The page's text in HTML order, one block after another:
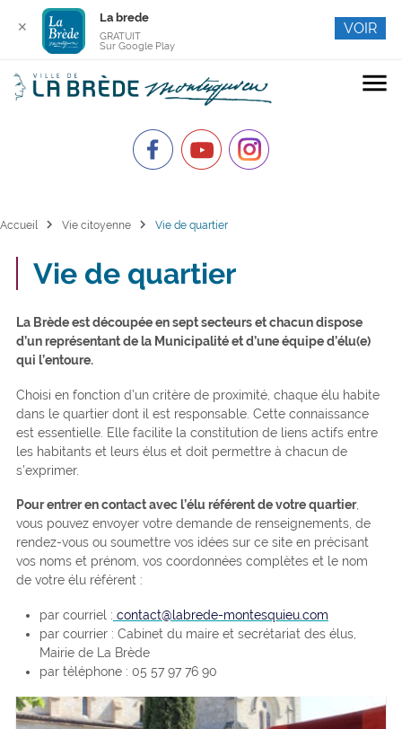
menu
Accueil chevron_right Vie citoyenne chevron_right Vie de quartier
Vie de quartier
La Brède est découpée en sept secteurs et chacun dispose
d’un représentant de la Municipalité et d’une équipe d’élu(e)
qui l’entoure.
Choisi en fonction d’un critère de proximité, chaque élu habite
dans le quartier dont il est responsable. Cette connaissance
est essentielle. Elle facilite la constitution de liens actifs entre
les habitants et leurs élus et doit permettre à chacun de
s’exprimer.
Pour entrer en contact avec l’élu référent de votre quartier,
vous pouvez envoyer votre demande de renseignements, de
rendez-vous ou soumettre vos idées sur ce site en précisant
vos noms et prénom, vos coordonnées complètes et le nom
de votre élu référent :
par courriel : contact@labrede-montesquieu.com
par courrier : Cabinet du maire et secrétariat des élus,
Mairie de La Brède
par téléphone : 05 57 97 76 90
✕
La brede
GRATUIT
Sur Google Play
VOIR